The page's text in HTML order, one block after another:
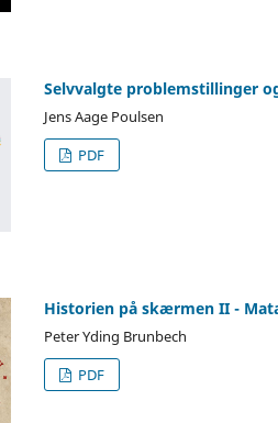
Selvvalgte problemstillinger
Jens Aage Poulsen
PDF
Historien på skærmen II -
Peter Yding Brunbech
PDF